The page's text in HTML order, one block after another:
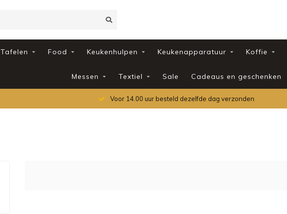
Tafelen Food Keukenhulpen Keukenapparatuur Koffie
Messen Textiel Sale Cadeaus en geschenken
Voor 14.00 uur besteld dezelfde dag verzonden